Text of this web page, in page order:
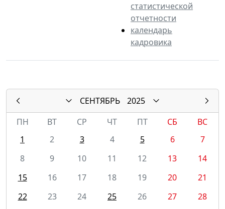
статистической
отчетности
календарь
кадровика
СЕНТЯБРЬ
2025
ПН
ВТ СР ЧТ ПТ СБ
ВС
1
2 3 4 5 6
7
8
9 10 11 12 13
14
15
16 17 18 19 20
21
22
23 24 25 26 27
28